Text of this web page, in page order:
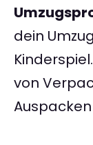
dein
von